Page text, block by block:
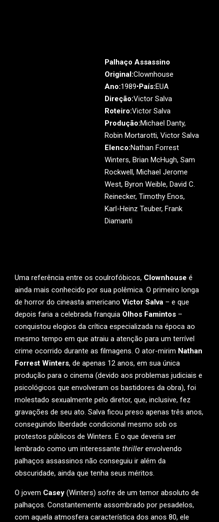
Palhaço Assassino
Original:Clownhouse
Ano:1989•País:EUA
Direção:Victor Salva
Roteiro:Victor Salva
Produção:Michael Danty,
Robin Mortarotti, Victor Salva
Elenco:Nathan Forrest
Winters, Brian McHugh, Sam
Rockwell, Michael Jerome
West, Byron Weible, David C.
Reinecker, Timothy Enos,
Karl-Heinz Teuber, Frank
Diamanti
Uma referência entre os coulrofóbicos, Clownhouse é
ainda mais conhecido por sua polêmica. O primeiro longa
de horror do cineasta americano Victor Salva – e que
depois faria a celebrada franquia Olhos Famintos –
conquistou elogios da crítica especializada na época ao
mesmo tempo em que atraiu a atenção para um terrível
crime ocorrido durante as filmagens. O ator-mirim Nathan
Forrest Winters, de apenas 12 anos, em sua única
produção para o cinema (devido aos problemas judiciais e
psicológicos que envolveram os bastidores da obra), foi
molestado sexualmente pelo diretor, que, inclusive, fez
gravações de seu ato. Salva ficou preso apenas três anos,
conseguindo liberdade condicional mesmo sob os
protestos públicos de Winters. E o que deveria ser
lembrado como um interessante thrillerenvolvendo
palhaços assassinos não conseguiu ir além da
obscuridade, ainda que tenha seus méritos.
O jovem Casey (Winters) sofre de um temor absoluto de
palhaços. Constantemente assombrado por pesadelos,
com aquela atmosfera característica dos anos 80, ele